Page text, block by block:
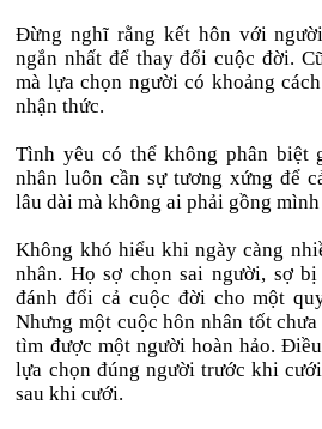
Đừng nghĩ rằng kết hôn với
ngắn nhất để thay đổi cuộc đời.
mà lựa chọn người có khoảng
nhận thức.
Tình yêu có thể không phân biệt
nhân luôn cần sự tương xứng để
lâu dài mà không ai phải gồng
Không khó hiểu khi ngày càng
nhân. Họ sợ chọn sai người, sợ
đánh đổi cả cuộc đời cho một
Nhưng một cuộc hôn nhân tốt
tìm được một người hoàn hảo.
lựa chọn đúng người trước khi
sau khi cưới.